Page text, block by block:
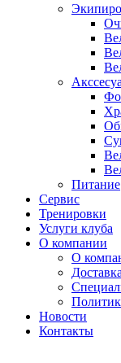
Питание
Сервис
Тренировки
Услуги клуба
О компании
О
Доставка
Новости
Контакты